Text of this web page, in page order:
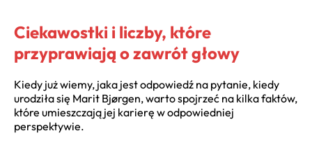
Ciekawostki i liczby, które
przyprawiają o zawrót głowy
Kiedy już wiemy, jaka jest odpowiedź na pytanie, kiedy
urodziła się Marit Bjørgen, warto spojrzeć na kilka faktów,
które umieszczają jej karierę w odpowiedniej
perspektywie.